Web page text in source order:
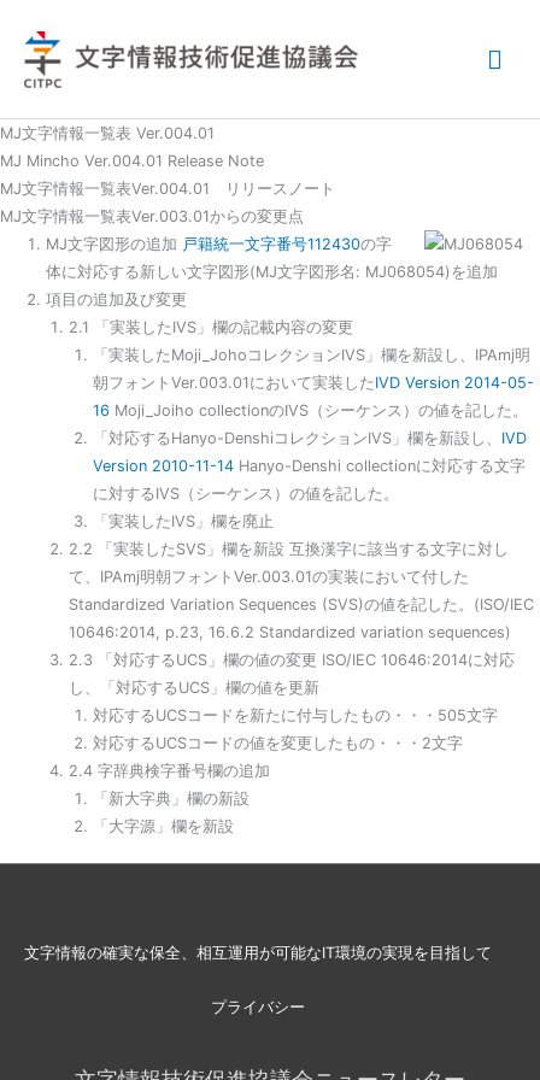
キ
ッ
プ
ニ
ュ
MJ文字情報一覧表 Ver.004.01
MJ Mincho Ver.004.01 Release Note
MJ文字情報一覧表Ver.004.01 リリースノート
MJ文字情報一覧表Ver.003.01からの変更点
MJ文字図形の追加 戸籍統一文字番号112430の字
体に対応する新しい文字図形(MJ文字図形名: MJ068054)を追加
項目の追加及び変更
2.1 「実装したIVS」欄の記載内容の変更
「実装したMoji_JohoコレクションIVS」欄を新設し、IPAmj明
朝フォントVer.003.01において実装した IVD Version 2014-05-
16 Moji_Joiho collectionのIVS（シーケンス）の値を記した。
「対応するHanyo-DenshiコレクションIVS」欄を新設し、 IVD
Version 2010-11-14Hanyo-Denshi collectionに対応する文字
に対するIVS（シーケンス）の値を記した。
「実装したIVS」欄を廃止
2.2 「実装したSVS」欄を新設 互換漢字に該当する文字に対し
て、IPAmj明朝フォントVer.003.01の実装において付した
Standardized Variation Sequences (SVS)の値を記した。(ISO/IEC
10646:2014, p.23, 16.6.2 Standardized variation sequences)
2.3 「対応するUCS」欄の値の変更 ISO/IEC 10646:2014に対応
し、「対応するUCS」欄の値を更新
対応するUCSコードを新たに付与したもの・・・505文字
対応するUCSコードの値を変更したもの・・・2文字
2.4 字辞典検字番号欄の追加
「新大字典」欄の新設
「大字源」欄を新設
文字情報の確実な保全、相互運用が可能なIT環境の実現を目指して
プライバシー